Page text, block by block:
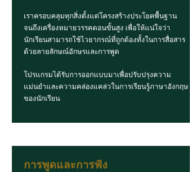
เราครอบคลุมทุกสิ่งตั้งแต่โครงสร้างประโยคพื้นฐาน
จนถึงเครื่องหมายวรรคตอนขั้นสูง เพื่อให้แน่ใจว่า
นักเรียนสามารถใช้ไวยากรณ์ที่ถูกต้องทั้งในการสื่อสาร
ด้วยลายลักษณ์อักษรและการพูด
โปรแกรมได้รับการออกแบบมาเพื่อปรับปรุงความ
แม่นยำและความคล่องแคล่วในการเรียนรู้ภาษาอังกฤษ
ของนักเรียน
การพูดและการฟัง